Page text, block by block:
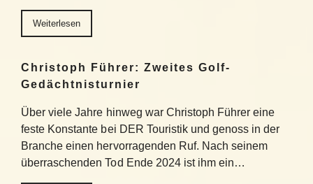
Weiterlesen
Christoph Führer: Zweites Golf-
Gedächtnisturnier
Über viele Jahre hinweg war Christoph Führer eine
feste Konstante bei DER Touristik und genoss in der
Branche einen hervorragenden Ruf. Nach seinem
überraschenden Tod Ende 2024 ist ihm ein…